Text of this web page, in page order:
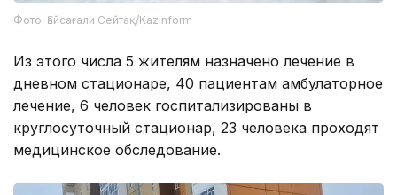
Фото: Ғайсағали Сейтақ/Kazinform
Из этого числа 5 жителям назначено лечение в
дневном стационаре, 40 пациентам амбулаторное
лечение, 6 человек госпитализированы в
круглосуточный стационар, 23 человека проходят
медицинское обследование.